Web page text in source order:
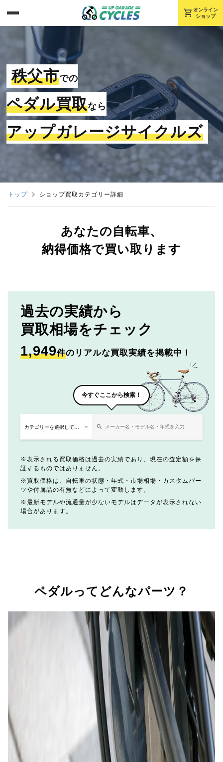
shopping_cart オンライン
ショップ
秩父市での
ペダル買取なら
アップガレージサイクルズ
トップ ショップ買取カテゴリー詳細
あなたの自転車、
納得価格で買い取ります
過去の実績から
買取相場をチェック
1,949件のリアルな買取実績を掲載中！
今すぐここから検索！
表示される買取価格は過去の実績であり、現在の査定額を保
証するものではありません。
買取価格は、自転車の状態・年式・市場相場・カスタムパー
ツや付属品の有無などによって変動します。
最新モデルや流通量が少ないモデルはデータが表示されない
場合があります。
ペダルってどんなパーツ？